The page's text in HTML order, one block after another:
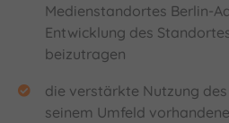
Medienstandortes Berlin-
Entwicklung des
beizutragen
die verstärkte Nutzung
seinem Umfeld